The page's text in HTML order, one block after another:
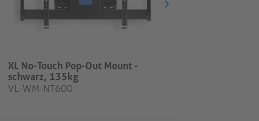
XL No-Touch Pop-Out Mount -
schwarz, 135kg
VL-WM-NT600